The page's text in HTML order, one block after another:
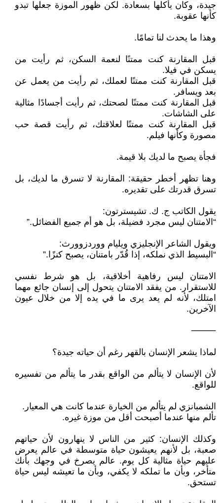
جيدة، وكان يأكلها بسعادة. لكن ظهور الموزة جعلها تبدو
كأنها عقوبة.
وهذا ما يحدث لنا تمامًا.
قبل المقارنة كنت ممتنًا لنعمة السكن، ثم رأيت من
يسكن في فيلا.
قبل المقارنة كنت ممتنًا لعملك، ثم رأيت من يعمل عن
بعد ويسافر.
قبل المقارنة كنت ممتنًا لصحتك، ثم رأيت أجسادًا مثالية
على الشاشات.
قبل المقارنة كنت ممتنًا لعلاقتك، ثم رأيت قصة حب
مصورة وكأنها فيلم.
فجأة يصبح ما لديك بلا قيمة.
وهنا تظهر أخطر حقيقة: المقارنة لا تسرق ما لديك، بل
تسرق قدرتك على تقديره.
يقول الكاتب ج. ك. تشيسترتون:
“الامتنان ليس مجرد فضيلة، بل هو أم جميع الفضائل.”
ويقول الشاعر الإنجليزي ويليام ووردزوورث:
“البسيط الذي نملكه، إذا قُدّر بامتنان، يصبح كنزًا.”
الامتنان ليس رفاهية أخلاقية، بل هو شرط نفسي
للاستقرار. من يفقد الامتنان يتحول إلى إنسان جائع مهما
امتلك، لأنه لم يعد يرى ما في يده إلا من خلال عيون
الآخرين.
⸻
لماذا يشعر الإنسان بالقهر رغم أن حياته جيدة؟
لأن الإنسان لا يتألم من الواقع بقدر ما يتألم من تفسيره
للواقع.
الشمبانزي لم يتألم من الخيارة عندما كانت هي المعيار.
تألم منها عندما أصبحت أقل من موزة غيره.
وكذلك الإنسان: كثير من الناس لا ينهارون لأن حياتهم
صعبة، بل لأنهم يعيشون حياة متوسطة في عالم يعرض
عليهم حياة مثالية كل يوم. عالم يصرخ في وجهك بأنك
متأخر، وبأن ما تملكه لا يكفي، وبأن ما تعيشه ليس حياة
تستحق.